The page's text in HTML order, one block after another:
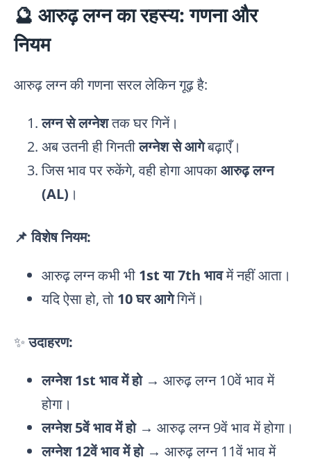
🔮 आरुढ़ लग्न का रहस्य: गणना और
नियम
आरुढ़ लग्न की गणना सरल लेकिन गूढ़ है:
लग्न से लग्नेशतक घर गिनें।
अब उतनी ही गिनतीलग्नेश से आगेबढ़ाएँ।
जिस भाव पर रुकेंगे, वही होगा आपकाआरुढ़ लग्न
(AL) ।
📌 विशेष नियम:
आरुढ़ लग्न कभी भी 1st या 7th भावमें नहीं आता।
यदि ऐसा हो, तो 10 घर आगेगिनें।
✨उदाहरण:
लग्नेश 1st भाव में हो→ आरुढ़ लग्न 10वें भाव में
होगा।
लग्नेश 5वें भाव में हो→ आरुढ़ लग्न 9वें भाव में होगा।
लग्नेश 12वें भाव में हो→ आरुढ़ लग्न 11वें भाव में